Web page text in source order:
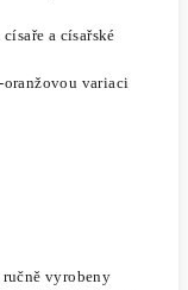
a císařské
variaci
vyrobeny